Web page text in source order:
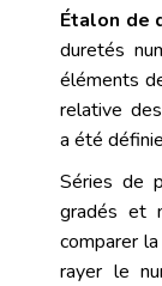
Étalon de
duretés
éléments
relative des
a été
Séries de
gradés et
comparer
rayer le